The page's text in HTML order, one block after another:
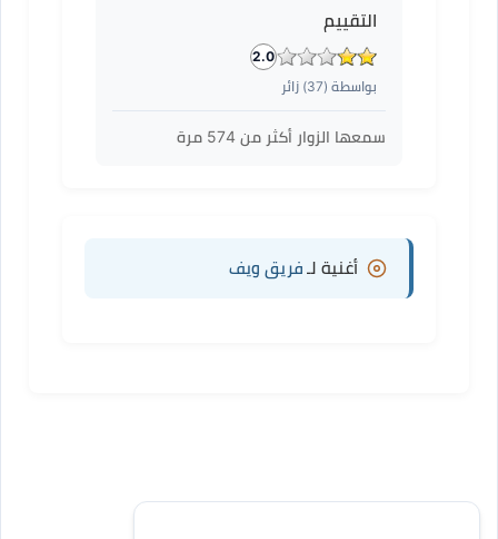
التقييم
2.0
بواسطة (37) زائر
سمعها الزوار أكثر من 574 مرة
أغنية لـ فريق ويف